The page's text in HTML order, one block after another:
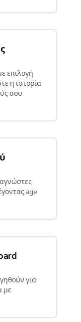
επιλογή
η ιστορία
σου
age
για
με